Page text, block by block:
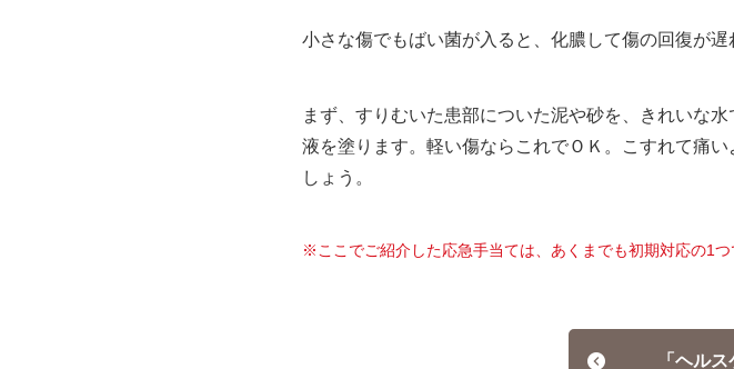
小さな傷でもばい菌が入ると、化膿して傷の回復が
まず、すりむいた患部についた泥や砂を、きれいな
液を塗ります。軽い傷ならこれでＯＫ。こすれて痛
しょう。
※ここでご紹介した応急手当ては、あくまでも初期対応の1つ
「ヘル